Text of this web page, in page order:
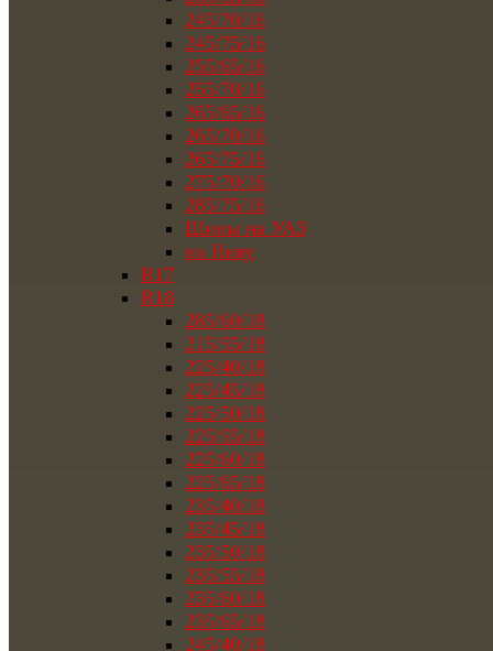
245/70/16
245/75/16
255/65/16
255/70/16
265/65/16
265/70/16
265/75/16
275/70/16
285/75/16
Шины на УАЗ
на Ниву
R17
R18
285/60/18
215/55/18
225/40/18
225/45/18
225/50/18
225/55/18
225/60/18
225/65/18
235/40/18
235/45/18
235/50/18
235/55/18
235/60/18
235/65/18
245/40/18